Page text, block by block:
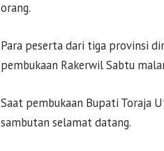
orang.
Para peserta dari tiga provinsi
pembukaan Rakerwil Sabtu
Saat pembukaan Bupati Toraja
sambutan selamat datang.